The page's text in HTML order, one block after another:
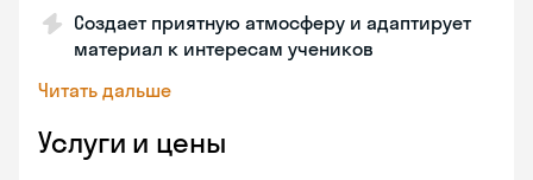
Создает приятную атмосферу и адаптирует
материал к интересам учеников
Читать дальше
Услуги и цены